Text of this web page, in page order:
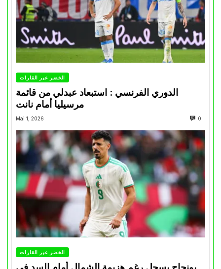
الخضر عبر القارات
الدوري الفرنسي : استبعاد عبدلي من قائمة
مرسيليا أمام نانت
Mai 1, 2026 0
الخضر عبر القارات